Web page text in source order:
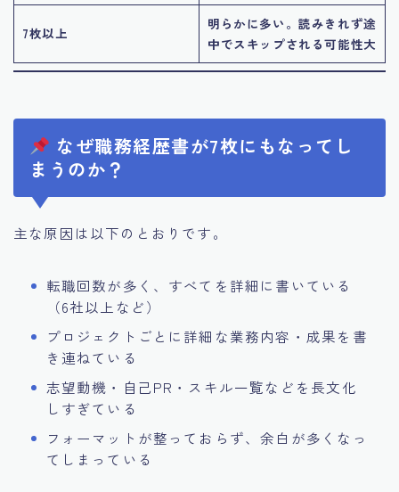
7枚以上
明らかに多い。読みきれず途
中でスキップされる可能性大
なぜ職務経歴書が7枚にもなってし
まうのか？
主な原因は以下のとおりです。
転職回数が多く、すべてを詳細に書いている
（6社以上など）
プロジェクトごとに詳細な業務内容・成果を書
き連ねている
志望動機・自己PR・スキル一覧などを長文化
しすぎている
フォーマットが整っておらず、余白が多くなっ
てしまっている